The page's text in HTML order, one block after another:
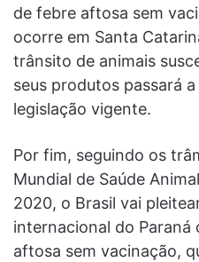
de febre aftosa sem
ocorre em Santa
trânsito de animais
seus produtos passará
legislação vigente.
Por fim, seguindo os
Mundial de Saúde
2020, o Brasil vai
internacional do Paraná
aftosa sem vacinação,